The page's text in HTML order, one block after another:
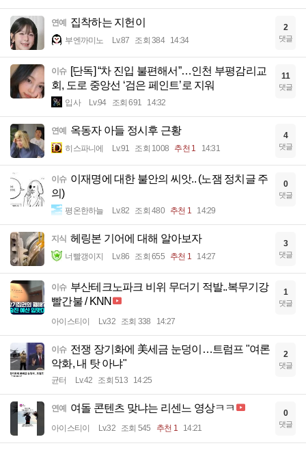
연예 집착하는 지헌이
부엔까미노 Lv.87 조회 384 14:34
2
댓글
이슈 [단독] “차 진입 불편해서”…인천 부평감리교
회, 도로 중앙선 ‘검은 페인트’로 지워
입사 Lv.94 조회 691 14:32
11
댓글
연예 옥동자 아들 정시후 근황
히스파니에 Lv.91 조회 1008 추천 1 14:31
4
댓글
이슈 이재명에 대한 불안의 씨앗.. (노잼 정치글 주
의)
평온한하늘 Lv.82 조회 480 추천 1 14:29
0
댓글
지식 헤링본 기어에 대해 알아보자
너빨갱이지 Lv.86 조회 655 추천 1 14:27
3
댓글
이슈 부산테크노파크 비위 무더기 적발..복무기강
빨간불 / KNN
아이스티이 Lv.32 조회 338 14:27
1
댓글
이슈 전쟁 장기화에 美세금 눈덩이…트럼프 "여론
악화, 내 탓 아냐"
균터 Lv.42 조회 513 14:25
2
댓글
연예 여돌 콘텐츠 맞냐는 리센느 영상ㅋㅋ
아이스티이 Lv.32 조회 545 추천 1 14:21
0
댓글